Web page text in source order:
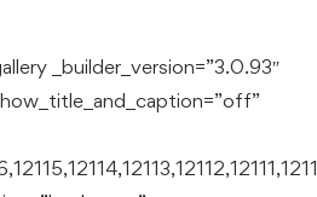
_builder_version=”3.0.93″